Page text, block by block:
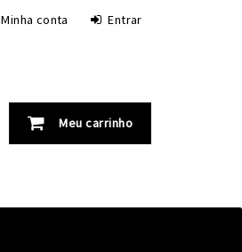
Minha conta Entrar
Meu carrinho